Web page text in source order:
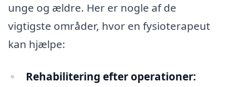
unge og ældre. Her er nogle af de
vigtigste områder, hvor en fysioterapeut
kan hjælpe:
Rehabilitering efter operationer: